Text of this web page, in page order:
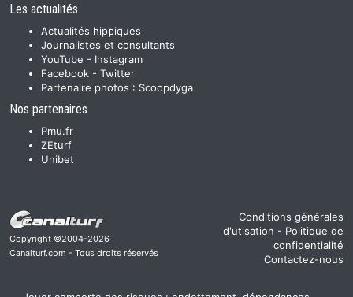
Les actualités
Actualités hippiques
Journalistes et consultants
YouTube - Instagram
Facebook - Twitter
Partenaire photos : Scoopdyga
Nos partenaires
Pmu.fr
ZEturf
Unibet
Copyright ©2004-2026
Canalturf.com - Tous droits réservés
Conditions générales
d'utisation - Politique de
confidentialité
Contactez-nous